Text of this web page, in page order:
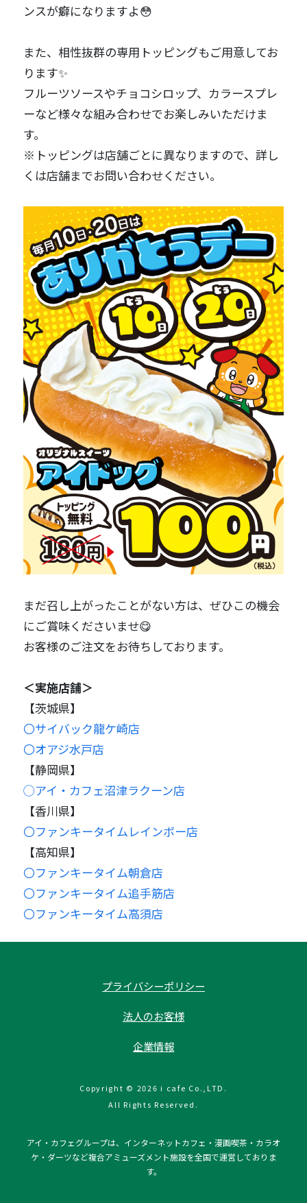
ンスが癖になりますよ😳
また、相性抜群の専用トッピングもご用意してお
ります✨
フルーツソースやチョコシロップ、カラースプレ
ーなど様々な組み合わせでお楽しみいただけま
す。
※トッピングは店舗ごとに異なりますので、詳し
くは店舗までお問い合わせください。
まだ召し上がったことがない方は、ぜひこの機会
にご賞味くださいませ😋
お客様のご注文をお待ちしております。
＜実施店舗＞
【茨城県】
〇サイバック龍ケ崎店
〇オアジ水戸店
【静岡県】
◯アイ・カフェ沼津ラクーン店
【香川県】
〇ファンキータイムレインボー店
【高知県】
〇ファンキータイム朝倉店
〇ファンキータイム追手筋店
〇ファンキータイム高須店
プライバシーポリシー
法人のお客様
企業情報
Copyright © 2026 i cafe Co.,LTD.
All Rights Reserved.
アイ・カフェグループは、インターネットカフェ・漫画喫茶・カラオ
ケ・ダーツなど複合アミューズメント施設を全国で運営しておりま
す。